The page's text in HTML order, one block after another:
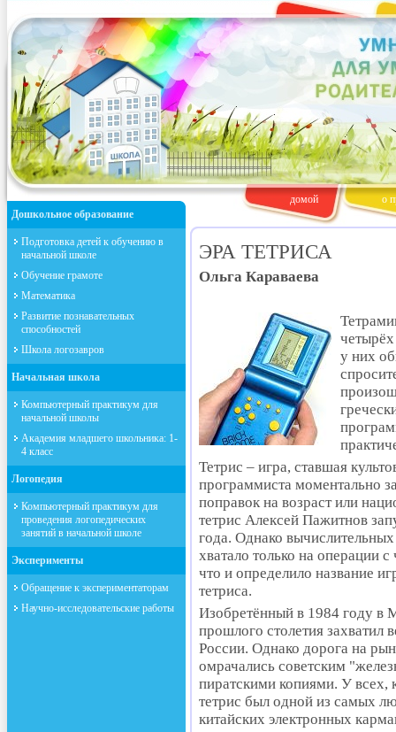
домой
о
Дошкольное образование
Подготовка детей к обучению в
начальной школе
Обучение грамоте
Математика
Развитие познавательных
способностей
Школа логозавров
Начальная школа
Компьютерный практикум для
начальной школы
Академия младшего школьника: 1-
4 класс
Логопедия
Компьютерный практикум для
проведения логопедических
занятий в начальной школе
Эксперименты
Обращение к экспериментаторам
Научно-исследовательские работы
ЭРА ТЕТРИСА
Ольга Караваева
у них
Тетрис – игра, ставшая
программиста моментально
поправок на возраст или
тетрис Алексей Пажитнов
года. Однако
хватало только на операции
что и определило название
тетриса.
Изобретённый в 1984 году в
прошлого столетия
России. Однако дорога на
омрачались советским
пиратскими копиями. У
тетрис был одной из самых
китайских электронных